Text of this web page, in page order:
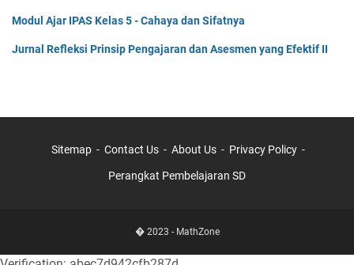
Modul Ajar IPAS Kelas 5 - Cahaya dan Sifatnya
Jurnal Refleksi Prinsip Pengajaran dan Asesmen yang Efektif II
Sitemap Contact Us About Us Privacy Policy
Perangkat Pembelajaran SD
� 2023 - MathZone